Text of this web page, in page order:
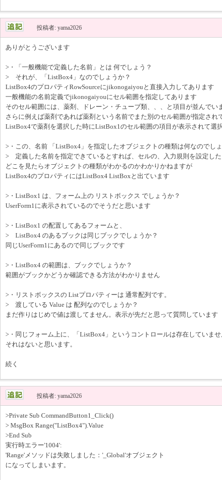
投稿者: yama2026
ありがとうございます
>・「一般機能で定義した名前」とは 何でしょう？
> それが、「ListBox4」なのでしょうか？
ListBox4のプロパティRowSourceにjikonogaiyouと直接入力してあります
一般機能の名前定義でjikonogaiyouにセル範囲を指定してあります
そのセル範囲には、薬剤、ドレーン・チューブ類、、、と項目が並んでい
さらに例えば薬剤であれば薬剤という名前でまた別のセル範囲が指定され
ListBox4で薬剤を選択した時にListBox1のセル範囲の項目が表示されて選
>・この、名前 「ListBox4」を指定したオブジェクトの種類は何なのでし
> 定義した名前を指定できているとすれば、セルの、入力規則を設定し
どこを見たらオブジェクトの種類がわかるのかわかりかねますが
ListBox4のプロパティにはListBox4 ListBoxと出ています
>・ListBox1 は、フォーム上の リストボックス でしょうか？
UserForm1に表示されているのでそうだと思います
>・ListBox1 の配置してあるフォームと、
> ListBox4 のあるブックは同じブックでしょうか？
同じUserForm1にあるので同じブックです
>・ListBox4 の範囲は、ブックでしょうか？
範囲がブックかどうか確認できる方法がわかりません
>・リストボックスの Listプロパティーは 通常配列です。
> 渡している Value は 配列なのでしょうか？
まだ作りはじめで値は渡してません。表示が先だと思って質問しています
>・同じフォーム上に、「ListBox4」というコントロールは存在していま
それはないと思います。
続く
投稿者: yama2026
>Private Sub CommandButton1_Click()
> MsgBox Range("ListBox4").Value
>End Sub
実行時エラー'1004':
'Range'メソッドは失敗しました：'_Global'オブジェクト
になってしまいます。